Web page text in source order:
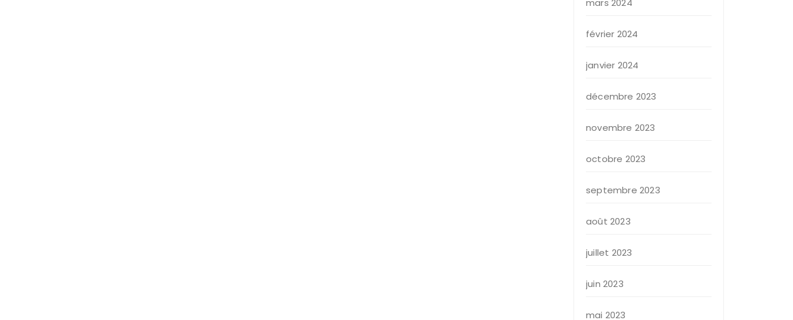
mars 2024
février 2024
janvier 2024
décembre 2023
novembre 2023
octobre 2023
septembre 2023
août 2023
juillet 2023
juin 2023
mai 2023